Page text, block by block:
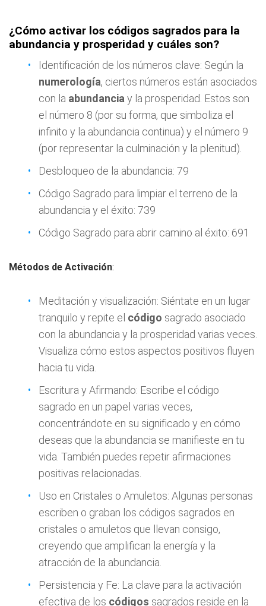
¿Cómo activar los códigos sagrados para la
abundancia y prosperidad y cuáles son?
Identificación de los números clave: Según la
numerología, ciertos números están asociados
con la abundancia y la prosperidad. Estos son
el número 8 (por su forma, que simboliza el
infinito y la abundancia continua) y el número 9
(por representar la culminación y la plenitud).
Desbloqueo de la abundancia: 79
Código Sagrado para limpiar el terreno de la
abundancia y el éxito: 739
Código Sagrado para abrir camino al éxito: 691
Métodos de Activación:
Meditación y visualización: Siéntate en un lugar
tranquilo y repite el código sagrado asociado
con la abundancia y la prosperidad varias veces.
Visualiza cómo estos aspectos positivos fluyen
hacia tu vida.
Escritura y Afirmando: Escribe el código
sagrado en un papel varias veces,
concentrándote en su significado y en cómo
deseas que la abundancia se manifieste en tu
vida. También puedes repetir afirmaciones
positivas relacionadas.
Uso en Cristales o Amuletos: Algunas personas
escriben o graban los códigos sagrados en
cristales o amuletos que llevan consigo,
creyendo que amplifican la energía y la
atracción de la abundancia.
Persistencia y Fe: La clave para la activación
efectiva de los códigos sagrados reside en la